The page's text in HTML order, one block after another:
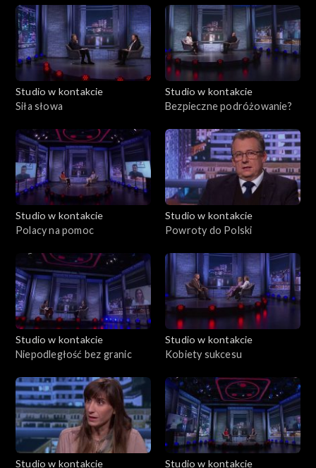
Studio w kontakcie
Siła słowa
Studio w kontakcie
Bezpieczne podróżowanie?
Studio w kontakcie
Polacy na pomoc
Studio w kontakcie
Powroty do Polski
Studio w kontakcie
Niepodległość bez granic
Studio w kontakcie
Kobiety sukcesu
Studio w kontakcie
Studio w kontakcie